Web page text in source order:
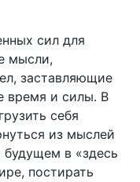
сил для
мысли,
заставляющие
время и силы. В
себя
из мыслей
в «здесь
постирать